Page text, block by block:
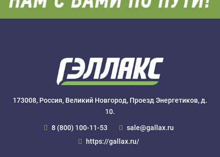
173008, Россия, Великий Новгород, Проезд Энергетиков, д.
10.
8 (800) 100-11-53
sale@gallax.ru
https://gallax.ru/